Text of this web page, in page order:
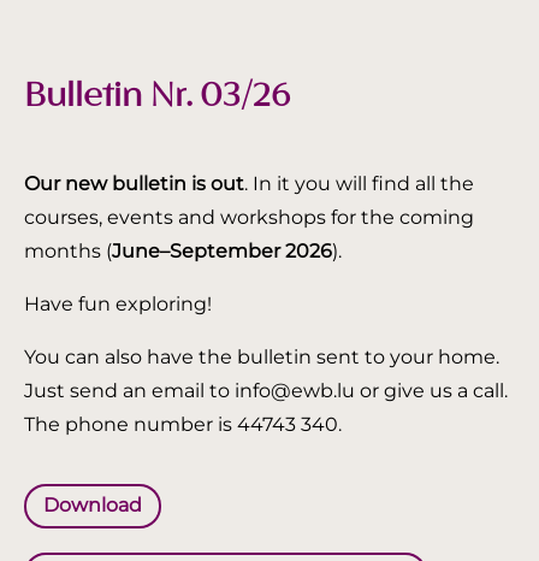
Bulletin Nr. 03/26
Our new bulletin is out. In it you will find all the
courses, events and workshops for the coming
months (June–September 2026).
Have fun exploring!
You can also have the bulletin sent to your home.
Just send an email to info@ewb.lu or give us a call.
The phone number is 44743 340.
Download